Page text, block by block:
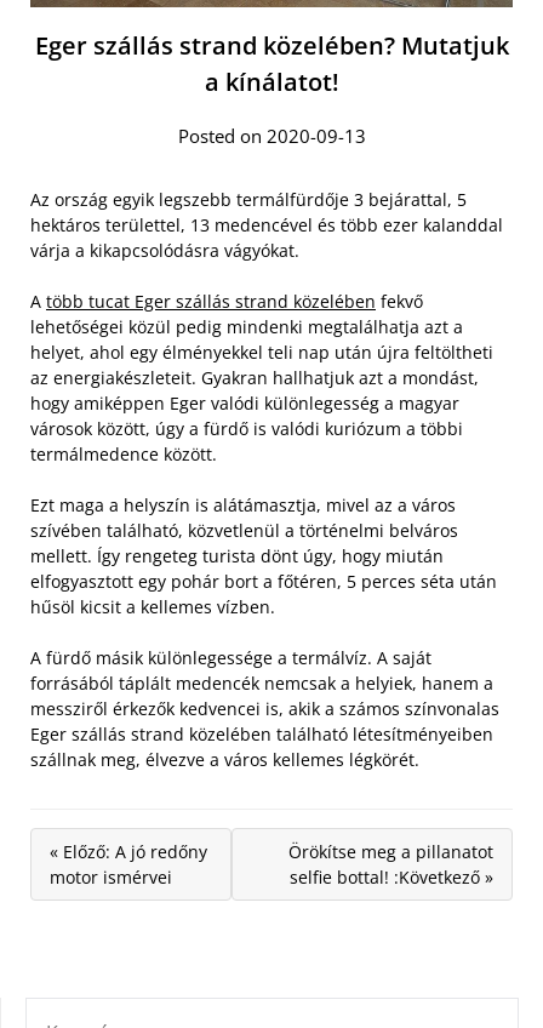
Eger szállás strand közelében? Mutatjuk
a kínálatot!
Posted on 2020-09-13
Az ország egyik legszebb termálfürdője 3 bejárattal, 5
hektáros területtel, 13 medencével és több ezer kalanddal
várja a kikapcsolódásra vágyókat.
A több tucat Eger szállás strand közelében fekvő
lehetőségei közül pedig mindenki megtalálhatja azt a
helyet, ahol egy élményekkel teli nap után újra feltöltheti
az energiakészleteit. Gyakran hallhatjuk azt a mondást,
hogy amiképpen Eger valódi különlegesség a magyar
városok között, úgy a fürdő is valódi kuriózum a többi
termálmedence között.
Ezt maga a helyszín is alátámasztja, mivel az a város
szívében található, közvetlenül a történelmi belváros
mellett. Így rengeteg turista dönt úgy, hogy miután
elfogyasztott egy pohár bort a főtéren, 5 perces séta után
hűsöl kicsit a kellemes vízben.
A fürdő másik különlegessége a termálvíz. A saját
forrásából táplált medencék nemcsak a helyiek, hanem a
messziről érkezők kedvencei is, akik a számos színvonalas
Eger szállás strand közelében található létesítményeiben
szállnak meg, élvezve a város kellemes légkörét.
« Előző: A jó redőny
motor ismérvei
Örökítse meg a pillanatot
selfie bottal! :Következő »